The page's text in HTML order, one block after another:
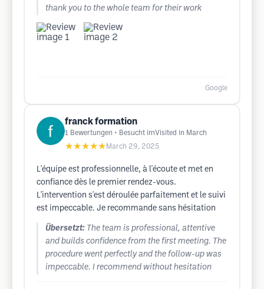
thank you to the whole team for their work
Google
franck formation
1 Bewertungen • Besucht imVisited in March
★★★★★ March 29, 2025
L'équipe est professionnelle, à l'écoute et met en
confiance dès le premier rendez-vous.
L'intervention s'est déroulée parfaitement et le suivi
est impeccable. Je recommande sans hésitation
Übersetzt: The team is professional, attentive
and builds confidence from the first meeting. The
procedure went perfectly and the follow-up was
impeccable. I recommend without hesitation